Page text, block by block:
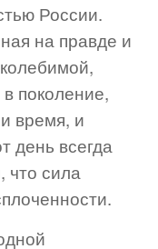
России.
на правде и
поколение,
время, и
день всегда
что сила